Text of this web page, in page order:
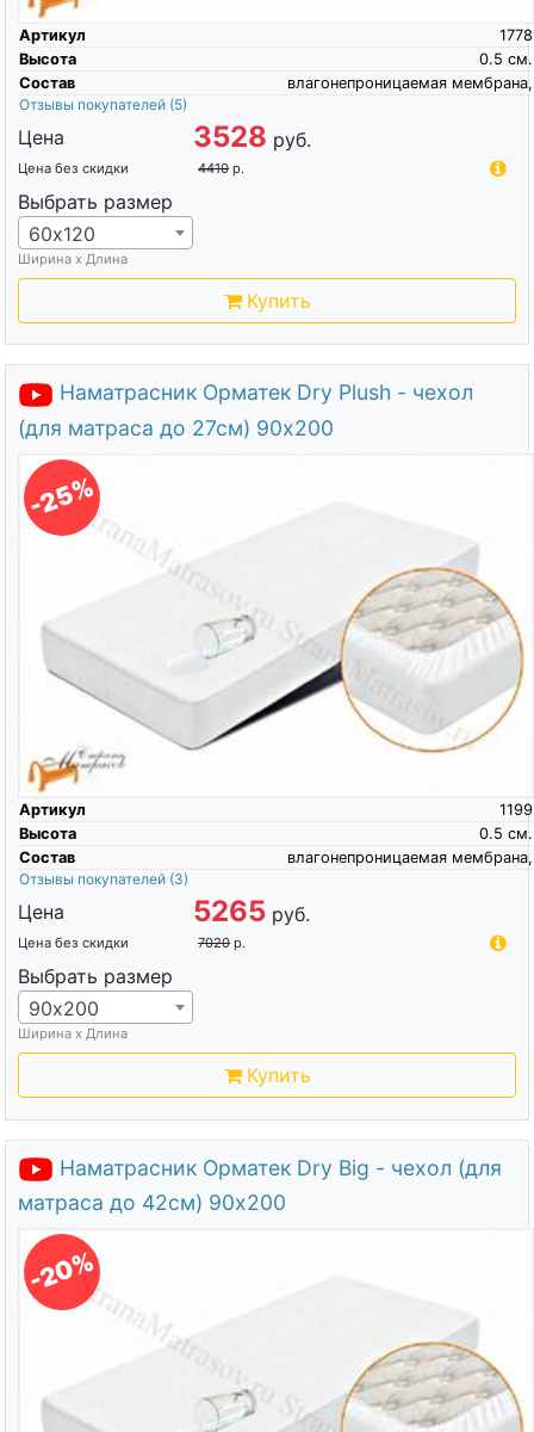
Артикул
1778
Высота
см.
0.5
Состав
влагонепроницаемая мембрана,
Отзывы покупателей (5)
Цена 3528 руб.
Цена без скидки 4410 р.
Выбрать размер
60х120
Ширина х Длина
Купить
Наматрасник Орматек Dry Plush - чехол
(для матраса до 27см) 90х200
-25%
Артикул
1199
Высота
см.
0.5
Состав
влагонепроницаемая мембрана,
Отзывы покупателей (3)
Цена 5265 руб.
Цена без скидки 7020 р.
Выбрать размер
90х200
Ширина х Длина
Купить
Наматрасник Орматек Dry Big - чехол (для
матраса до 42см) 90х200
-20%